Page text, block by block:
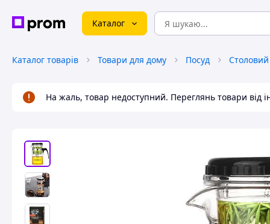
Каталог
Каталог товарів Товари для дому Посуд
На жаль, товар недоступний. Переглянь товари від